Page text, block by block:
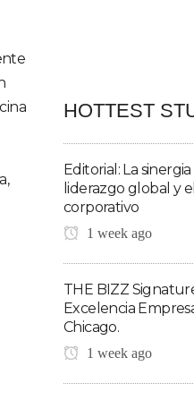
HOTTEST
Editorial: La
liderazgo global y
corporativo
1 week ago
THE BIZZ
Excelencia
Chicago.
1 week ago